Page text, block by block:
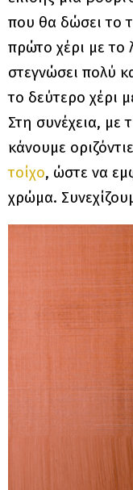
που θα δώσει το
πρώτο χέρι με
στεγνώσει πολύ
το δεύτερο χέρι
Στη συνέχεια, με
κάνουμε
τοίχο, ώστε να
χρώμα.